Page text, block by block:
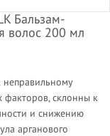
Бальзам-
волос 200 мл
факторов, склонны к
и снижению
арганового